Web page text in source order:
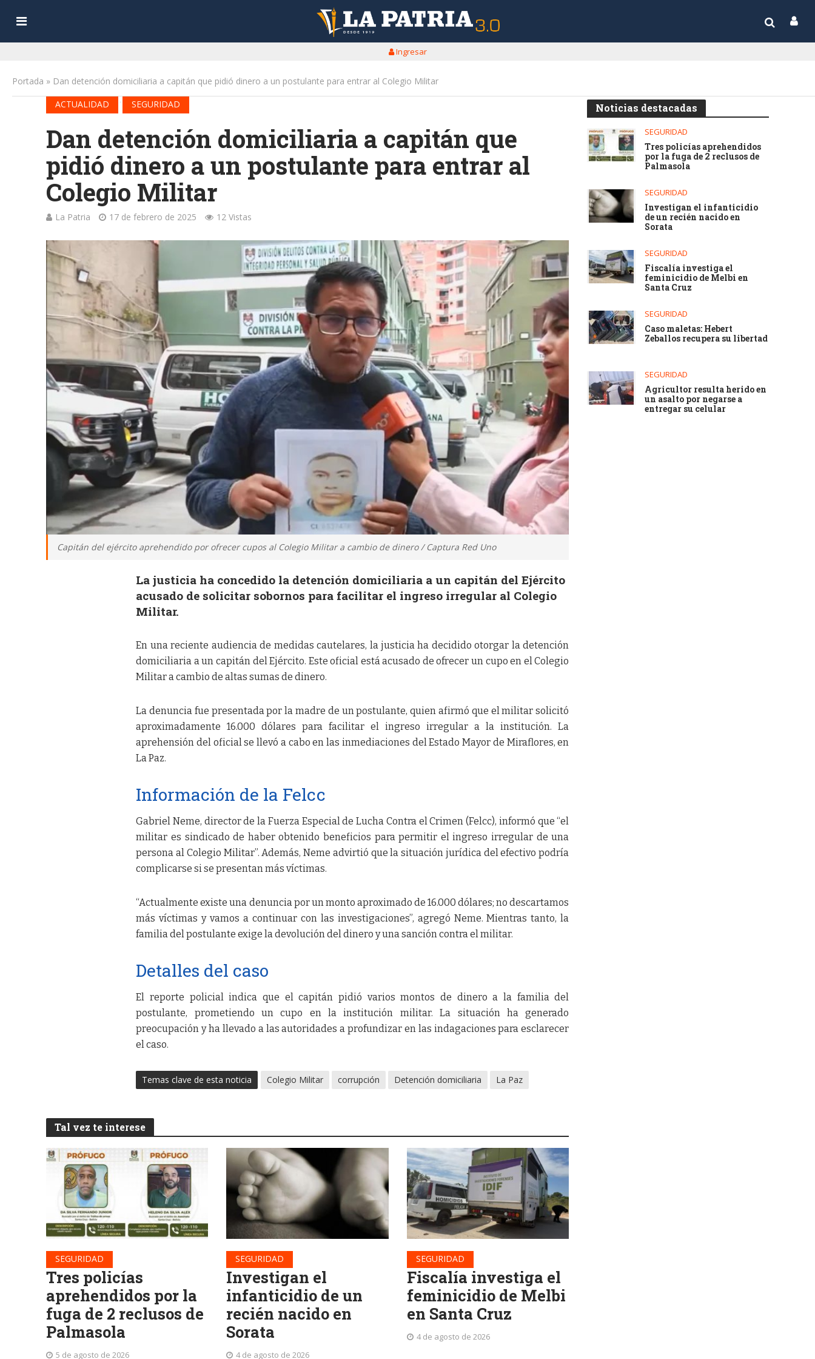
Ingresar
Portada » Dan detención domiciliaria a capitán que pidió dinero a un postulante para entrar al Colegio Militar
ACTUALIDAD
SEGURIDAD
Dan detención domiciliaria a capitán que
pidió dinero a un postulante para entrar al
Colegio Militar
La Patria 17 de febrero de 2025 12 Vistas
Capitán del ejército aprehendido por ofrecer cupos al Colegio Militar a cambio de dinero / Captura Red Uno
La justicia ha concedido la detención domiciliaria a un capitán del Ejército
acusado de solicitar sobornos para facilitar el ingreso irregular al Colegio
Militar.
En una reciente audiencia de medidas cautelares, la justicia ha decidido otorgar la detención
domiciliaria a un capitán del Ejército. Este oficial está acusado de ofrecer un cupo en el Colegio
Militar a cambio de altas sumas de dinero.
La denuncia fue presentada por la madre de un postulante, quien afirmó que el militar solicitó
aproximadamente 16.000 dólares para facilitar el ingreso irregular a la institución. La
aprehensión del oficial se llevó a cabo en las inmediaciones del Estado Mayor de Miraflores, en
La Paz.
Información de la Felcc
Gabriel Neme, director de la Fuerza Especial de Lucha Contra el Crimen (Felcc), informó que “el
militar es sindicado de haber obtenido beneficios para permitir el ingreso irregular de una
persona al Colegio Militar”. Además, Neme advirtió que la situación jurídica del efectivo podría
complicarse si se presentan más víctimas.
“Actualmente existe una denuncia por un monto aproximado de 16.000 dólares; no descartamos
más víctimas y vamos a continuar con las investigaciones”, agregó Neme. Mientras tanto, la
familia del postulante exige la devolución del dinero y una sanción contra el militar.
Detalles del caso
El reporte policial indica que el capitán pidió varios montos de dinero a la familia del
postulante, prometiendo un cupo en la institución militar. La situación ha generado
preocupación y ha llevado a las autoridades a profundizar en las indagaciones para esclarecer
el caso.
Temas clave de esta noticia Colegio Militar corrupción Detención domiciliaria La Paz
Tal vez te interese
SEGURIDAD
Tres policías
aprehendidos por la
fuga de 2 reclusos de
Palmasola
5 de agosto de 2026
SEGURIDAD
Investigan el
infanticidio de un
recién nacido en
Sorata
4 de agosto de 2026
SEGURIDAD
Fiscalía investiga el
feminicidio de Melbi
en Santa Cruz
4 de agosto de 2026
Noticias destacadas
SEGURIDAD
Tres policías aprehendidos
por la fuga de 2 reclusos de
Palmasola
SEGURIDAD
Investigan el infanticidio
de un recién nacido en
Sorata
SEGURIDAD
Fiscalía investiga el
feminicidio de Melbi en
Santa Cruz
SEGURIDAD
Caso maletas: Hebert
Zeballos recupera su libertad
SEGURIDAD
Agricultor resulta herido en
un asalto por negarse a
entregar su celular